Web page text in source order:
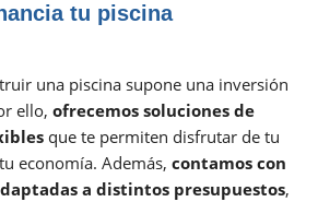
tu piscina
una piscina supone una inversión
ello, ofrecemos soluciones de
que te permiten disfrutar de tu
economía. Además, contamos con
a distintos presupuestos,